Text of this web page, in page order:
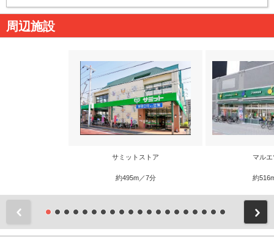
周辺施設
サミットストア
約495m／7分
マル
約